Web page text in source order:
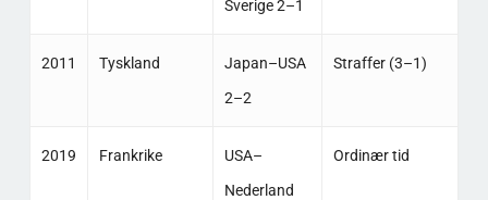
Sverige 2–1
2011 Tyskland
Japan–USA
2–2
Straffer (3–1)
2019 Frankrike
USA–
Nederland
Ordinær tid